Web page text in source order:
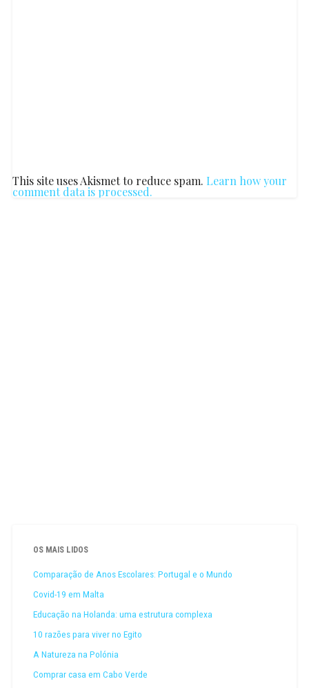
This site uses Akismet to reduce spam. Learn how your
comment data is processed.
OS MAIS LIDOS
Comparação de Anos Escolares: Portugal e o Mundo
Covid-19 em Malta
Educação na Holanda: uma estrutura complexa
10 razões para viver no Egito
A Natureza na Polónia
Comprar casa em Cabo Verde